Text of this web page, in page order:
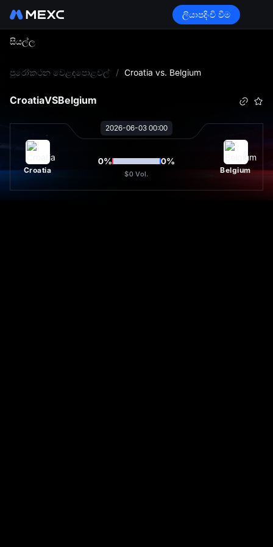
ලියාපදිංචි වීම
සියල්ල
පුරෝකථන වෙළඳපොළවල් / Croatia vs. Belgium
CroatiaVSBelgium
2026-06-03 00:00
Croatia
0% 0%
$0 Vol. Belgium